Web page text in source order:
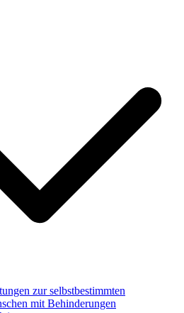
zur selbstbestimmten
mit Behinderungen